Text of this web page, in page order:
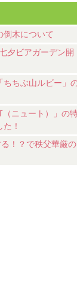
倒木について
夕ビアガーデン開
ちちぶ山ルビー」
（ニュート）」の
！
！？で秩父華厳の